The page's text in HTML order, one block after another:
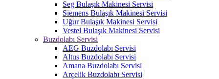
Seg Bulaşık Makinesi Servisi
Siemens Bulaşık Makinesi Servisi
Uğur Bulaşık Makinesi Servisi
Vestel Bulaşık Makinesi Servisi
Buzdolabı Servisi
AEG Buzdolabı Servisi
Altus Buzdolabı Servisi
Amana Buzdolabı Servisi
Arçelik Buzdolabı Servisi